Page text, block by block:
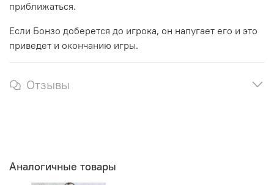
приближаться.
Если Бонзо доберется до игрока, он напугает его и это
приведет и окончанию игры.
Отзывы
Аналогичные товары